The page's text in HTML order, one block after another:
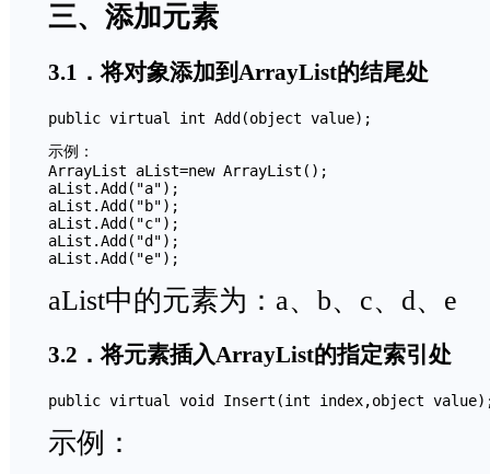
三、添加元素
3.1．将对象添加到ArrayList的结尾处
public virtual int Add(object value);
示例：
ArrayList aList=new ArrayList();
aList.Add("a");
aList.Add("b");
aList.Add("c");
aList.Add("d");
aList中的元素为：a、b、c、d、e
3.2．将元素插入ArrayList的指定索引处
public virtual void Insert(int index,object
示例：